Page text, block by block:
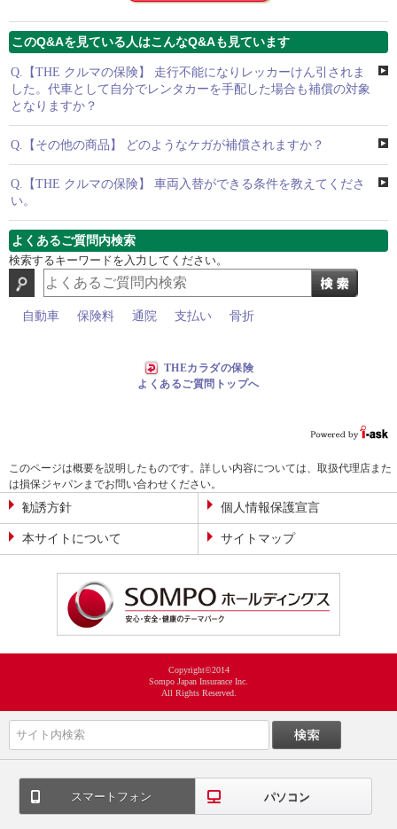
このQ&Aを見ている人はこんなQ&Aも見ています
Q. 【THE クルマの保険】 走行不能になりレッカーけん引されま
した。代車として自分でレンタカーを手配した場合も補償の対象
となりますか？
Q. 【その他の商品】 どのようなケガが補償されますか？
Q. 【THE クルマの保険】 車両入替ができる条件を教えてくださ
い。
よくあるご質問内検索
検索するキーワードを入力してください。
自動車 保険料 通院 支払い 骨折
THEカラダの保険
よくあるご質問トップへ
このページは概要を説明したものです。詳しい内容については、取扱代理店また
は損保ジャパンまでお問い合わせください。
勧誘方針 個人情報保護宣言
本サイトについて サイトマップ
Copyright©2014
Sompo Japan Insurance Inc.
All Rights Reserved.
スマートフォン パソコン